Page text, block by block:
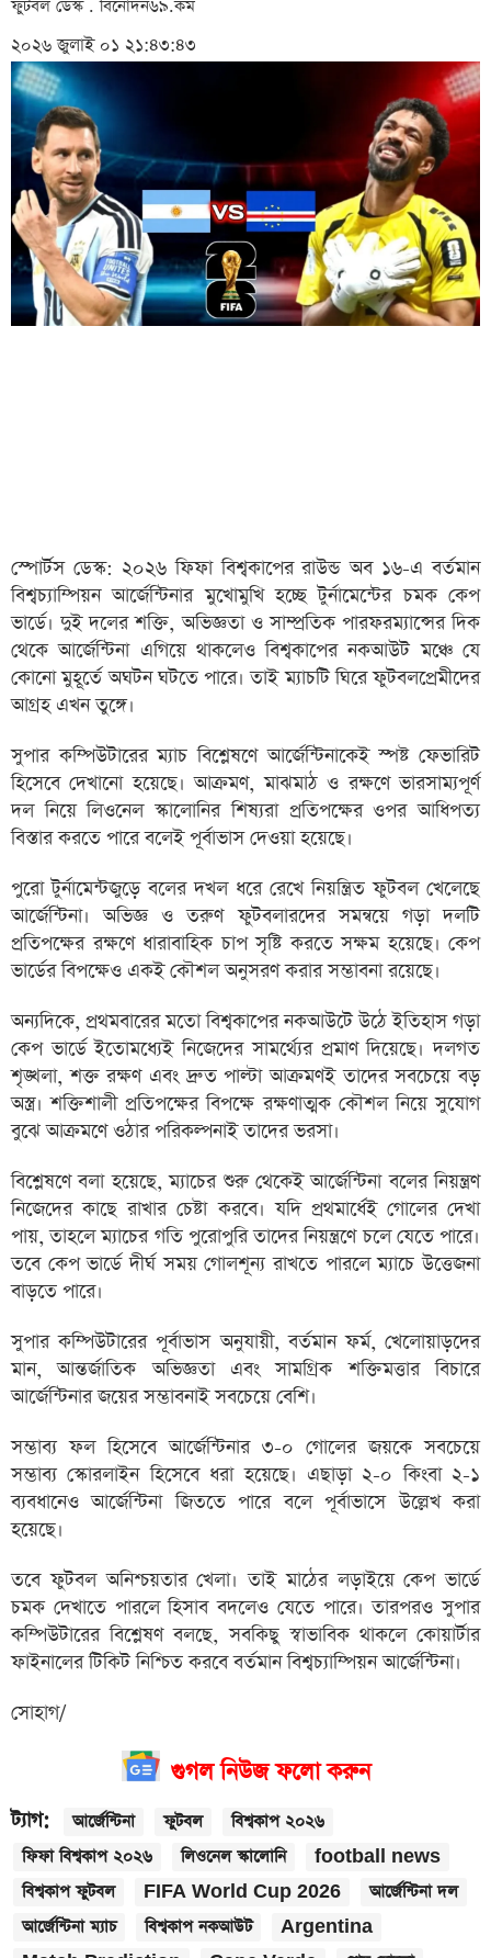
ফুটবল ডেস্ক . বিনোদন৬৯.কম
২০২৬ জুলাই ০১ ২১:৪৩:৪৩
স্পোর্টস ডেস্ক: ২০২৬ ফিফা বিশ্বকাপের রাউন্ড অব ১৬-এ বর্তমান
বিশ্বচ্যাম্পিয়ন আর্জেন্টিনার মুখোমুখি হচ্ছে টুর্নামেন্টের চমক কেপ
ভার্ডে। দুই দলের শক্তি, অভিজ্ঞতা ও সাম্প্রতিক পারফরম্যান্সের দিক
থেকে আর্জেন্টিনা এগিয়ে থাকলেও বিশ্বকাপের নকআউট মঞ্চে যে
কোনো মুহূর্তে অঘটন ঘটতে পারে। তাই ম্যাচটি ঘিরে ফুটবলপ্রেমীদের
আগ্রহ এখন তুঙ্গে।
সুপার কম্পিউটারের ম্যাচ বিশ্লেষণে আর্জেন্টিনাকেই স্পষ্ট ফেভারিট
হিসেবে দেখানো হয়েছে। আক্রমণ, মাঝমাঠ ও রক্ষণে ভারসাম্যপূর্ণ
দল নিয়ে লিওনেল স্কালোনির শিষ্যরা প্রতিপক্ষের ওপর আধিপত্য
বিস্তার করতে পারে বলেই পূর্বাভাস দেওয়া হয়েছে।
পুরো টুর্নামেন্টজুড়ে বলের দখল ধরে রেখে নিয়ন্ত্রিত ফুটবল খেলেছে
আর্জেন্টিনা। অভিজ্ঞ ও তরুণ ফুটবলারদের সমন্বয়ে গড়া দলটি
প্রতিপক্ষের রক্ষণে ধারাবাহিক চাপ সৃষ্টি করতে সক্ষম হয়েছে। কেপ
ভার্ডের বিপক্ষেও একই কৌশল অনুসরণ করার সম্ভাবনা রয়েছে।
অন্যদিকে, প্রথমবারের মতো বিশ্বকাপের নকআউটে উঠে ইতিহাস গড়া
কেপ ভার্ডে ইতোমধ্যেই নিজেদের সামর্থ্যের প্রমাণ দিয়েছে। দলগত
শৃঙ্খলা, শক্ত রক্ষণ এবং দ্রুত পাল্টা আক্রমণই তাদের সবচেয়ে বড়
অস্ত্র। শক্তিশালী প্রতিপক্ষের বিপক্ষে রক্ষণাত্মক কৌশল নিয়ে সুযোগ
বুঝে আক্রমণে ওঠার পরিকল্পনাই তাদের ভরসা।
বিশ্লেষণে বলা হয়েছে, ম্যাচের শুরু থেকেই আর্জেন্টিনা বলের নিয়ন্ত্রণ
নিজেদের কাছে রাখার চেষ্টা করবে। যদি প্রথমার্ধেই গোলের দেখা
পায়, তাহলে ম্যাচের গতি পুরোপুরি তাদের নিয়ন্ত্রণে চলে যেতে পারে।
তবে কেপ ভার্ডে দীর্ঘ সময় গোলশূন্য রাখতে পারলে ম্যাচে উত্তেজনা
বাড়তে পারে।
সুপার কম্পিউটারের পূর্বাভাস অনুযায়ী, বর্তমান ফর্ম, খেলোয়াড়দের
মান, আন্তর্জাতিক অভিজ্ঞতা এবং সামগ্রিক শক্তিমত্তার বিচারে
আর্জেন্টিনার জয়ের সম্ভাবনাই সবচেয়ে বেশি।
সম্ভাব্য ফল হিসেবে আর্জেন্টিনার ৩-০ গোলের জয়কে সবচেয়ে
সম্ভাব্য স্কোরলাইন হিসেবে ধরা হয়েছে। এছাড়া ২-০ কিংবা ২-১
ব্যবধানেও আর্জেন্টিনা জিততে পারে বলে পূর্বাভাসে উল্লেখ করা
হয়েছে।
তবে ফুটবল অনিশ্চয়তার খেলা। তাই মাঠের লড়াইয়ে কেপ ভার্ডে
চমক দেখাতে পারলে হিসাব বদলেও যেতে পারে। তারপরও সুপার
কম্পিউটারের বিশ্লেষণ বলছে, সবকিছু স্বাভাবিক থাকলে কোয়ার্টার
ফাইনালের টিকিট নিশ্চিত করবে বর্তমান বিশ্বচ্যাম্পিয়ন আর্জেন্টিনা।
সোহাগ/
গুগল নিউজ ফলো করুন
ট্যাগ: আর্জেন্টিনা ফুটবল
বিশ্বকাপ ২০২৬
ফিফা বিশ্বকাপ ২০২৬
লিওনেল স্কালোনি
football news
বিশ্বকাপ ফুটবল
FIFA World Cup 2026
আর্জেন্টিনা দল
আর্জেন্টিনা ম্যাচ
বিশ্বকাপ নকআউট
Argentina